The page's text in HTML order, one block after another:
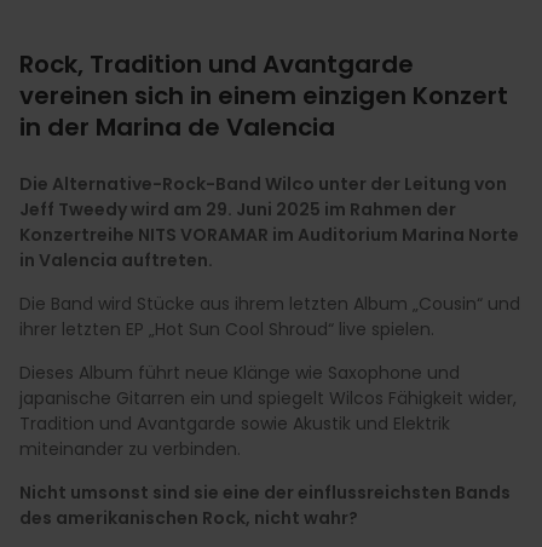
Rock, Tradition und Avantgarde
vereinen sich in einem einzigen Konzert
in der Marina de Valencia
Die Alternative-Rock-Band Wilco unter der Leitung von
Jeff Tweedy wird am 29. Juni 2025 im Rahmen der
Konzertreihe NITS VORAMAR im Auditorium Marina Norte
in Valencia auftreten.
Die Band wird Stücke aus ihrem letzten Album „Cousin“ und
ihrer letzten EP „Hot Sun Cool Shroud“ live spielen.
Dieses Album führt neue Klänge wie Saxophone und
japanische Gitarren ein und spiegelt Wilcos Fähigkeit wider,
Tradition und Avantgarde sowie Akustik und Elektrik
miteinander zu verbinden.
Nicht umsonst sind sie eine der einflussreichsten Bands
des amerikanischen Rock, nicht wahr?